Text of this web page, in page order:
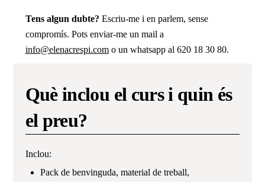
Tens algun dubte? Escriu-me i en parlem, sense
compromís. Pots enviar-me un mail a
info@elenacrespi.como un whatsapp al 620 18 30 80.
Què inclou el curs i quin és
el preu?
Inclou:
Pack de benvinguda, material de treball,